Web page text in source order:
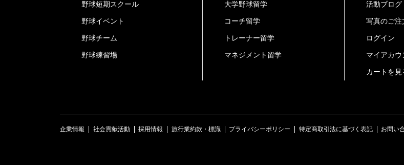
野球短期スクール
野球イベント
野球チーム
野球練習場
大学野球留学
コーチ留学
トレーナー留学
マネジメント留学
活動ブログ
写真のご注
ログイン
マイアカウ
カートを見
企業情報 社会貢献活動 採用情報 旅行業約款・標識 プライバシーポリシー 特定商取引法に基づく表記 お問い